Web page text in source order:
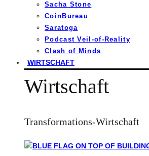
Sacha Stone
CoinBureau
Saratoga
Podcast Veil-of-Reality
Clash of Minds
WIRTSCHAFT
Wirtschaft
Transformations-Wirtschaft